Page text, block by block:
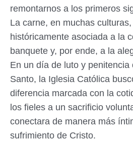
remontarnos a los primeros
La carne, en muchas
históricamente asociada a la
banquete y, por ende, a la
En un día de luto y penitencia
Santo, la Iglesia Católica
diferencia marcada con la
los fieles a un sacrificio
conectara de manera más
sufrimiento de Cristo.